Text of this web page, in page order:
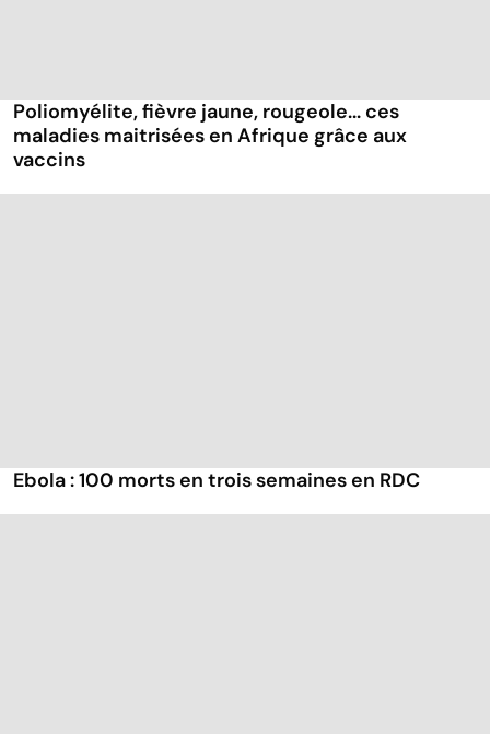
Poliomyélite, fièvre jaune, rougeole... ces
maladies maitrisées en Afrique grâce aux
vaccins
Ebola : 100 morts en trois semaines en RDC